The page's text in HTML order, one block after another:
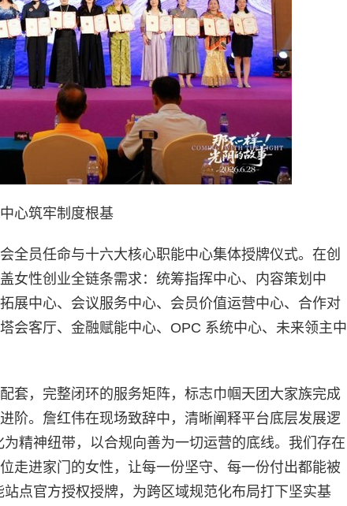
心筑牢制度根基
全员任命与十六大核心职能中心集体授牌仪式。在创
女性创业全链条需求：统筹指挥中心、内容策划中
展中心、会议服务中心、会员价值运营中心、合作对
会客厅、金融赋能中心、OPC 系统中心、未来领主中
套，完整闭环的服务矩阵，标志巾帼天团大家族完成
阶。詹红伟在现场致辞中，清晰阐释平台底层发展逻
精神纽带，以合规向善为一切运营的底线。我们存在
走进家门的女性，让每一份坚守、每一份付出都能被
点官方授权授牌，为跨区域规范化布局打下坚实基